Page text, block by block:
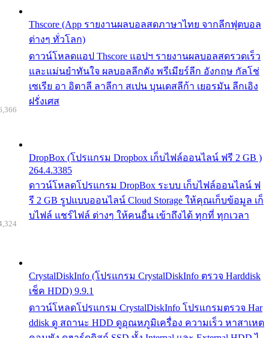
Thscore (App รายงานผลบอลสดภาษาไทย จากลีกฟุตบอล
ต่างๆ ทั่วโลก)
ดาวน์โหลดแอป Thscore แอปฯ รายงานผลบอลสดรวดเร็ว
และแม่นยำทันใจ ผลบอลลีกดัง พรีเมียร์ลีก อังกฤษ กัลโช่
เซเรีย อา อิตาลี ลาลีกา สเปน บุนเดสลีก้า เยอรมัน ลีกเอิง
ฝรั่งเศส
DropBox (โปรแกรม Dropbox เก็บไฟล์ออนไลน์ ฟรี 2 GB )
264.4.3385
ดาวน์โหลดโปรแกรม DropBox ระบบ เก็บไฟล์ออนไลน์ ฟ
รี 2 GB รูปแบบออนไลน์ Cloud Storage ให้คุณเก็บข้อมูล เก็
บไฟล์ แชร์ไฟล์ ต่างๆ ให้คนอื่น เข้าถึงได้ ทุกที่ ทุกเวลา
CrystalDiskInfo (โปรแกรม CrystalDiskInfo ตรวจ Harddisk
เช็ค HDD) 9.9.1
ดาวน์โหลดโปรแกรม CrystalDiskInfo โปรแกรมตรวจ Har
ddisk ดู สถานะ HDD ดูอุณหภูมิเครื่อง ความเร็ว หาสาเหต